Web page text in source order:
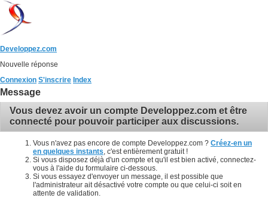
Developpez.com
Nouvelle réponse
Connexion S'inscrire Index
Message
Vous devez avoir un compte Developpez.com et être
connecté pour pouvoir participer aux discussions.
Vous n'avez pas encore de compte Developpez.com ? Créez-en un
en quelques instants , c'est entièrement gratuit !
Si vous disposez déjà d'un compte et qu'il est bien activé, connectez-
vous à l'aide du formulaire ci-dessous.
Si vous essayez d'envoyer un message, il est possible que
l'administrateur ait désactivé votre compte ou que celui-ci soit en
attente de validation.